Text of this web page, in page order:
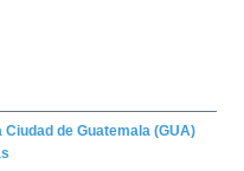
de Guatemala (GUA)